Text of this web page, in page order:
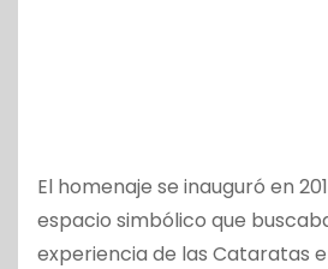
El homenaje se inauguró en
espacio simbólico que
experiencia de las Cataratas